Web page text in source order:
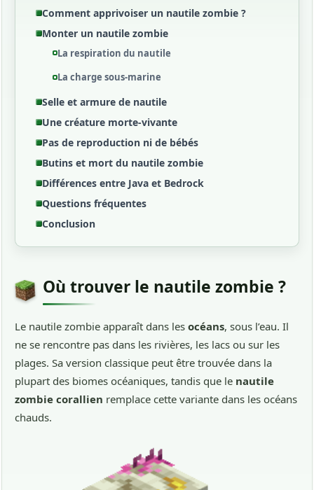
Comment apprivoiser un nautile zombie ?
Monter un nautile zombie
La respiration du nautile
La charge sous-marine
Selle et armure de nautile
Une créature morte-vivante
Pas de reproduction ni de bébés
Butins et mort du nautile zombie
Différences entre Java et Bedrock
Questions fréquentes
Conclusion
Où trouver le nautile zombie ?
Le nautile zombie apparaît dans les océans, sous l’eau. Il
ne se rencontre pas dans les rivières, les lacs ou sur les
plages. Sa version classique peut être trouvée dans la
plupart des biomes océaniques, tandis que le nautile
zombie corallien remplace cette variante dans les océans
chauds.